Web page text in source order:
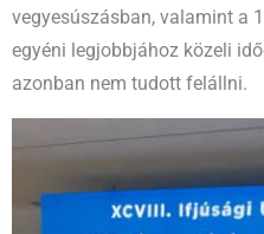
vegyesúszásban, valamint a
egyéni legjobbjához közeli
azonban nem tudott felállni.